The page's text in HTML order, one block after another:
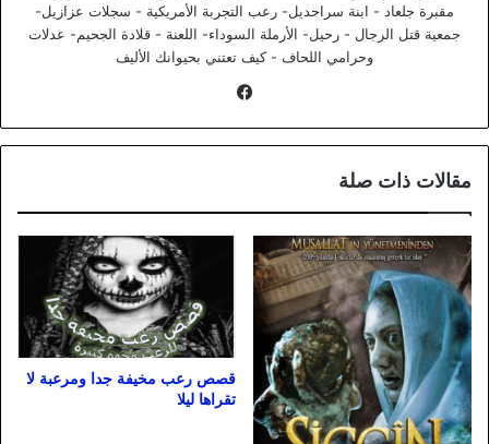
مقبرة جلعاد - ابنة سراحديل- رعب التجربة الأمريكية - سجلات عزازيل-
جمعية قتل الرجال - رحيل- الأرملة السوداء- اللعنة - قلادة الجحيم- عدلات
وحرامي اللحاف - كيف تعتني بحيوانك الأليف
مقالات ذات صلة
قصص رعب مخيفة جدا ومرعبة لا
تقراها ليلا